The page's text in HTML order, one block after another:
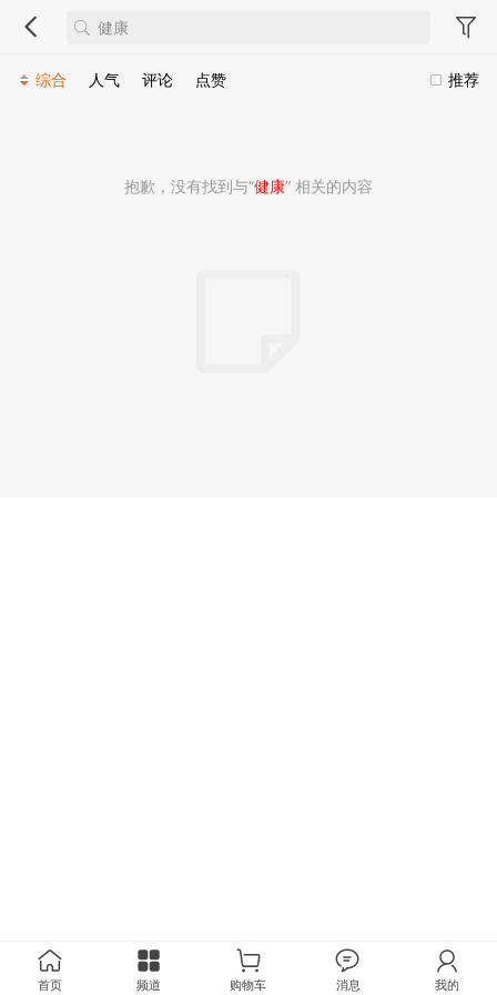
推荐
综合 人气 评论 点赞
抱歉，没有找到与“健康” 相关的内容
首页 频道 购物车 消息 我的